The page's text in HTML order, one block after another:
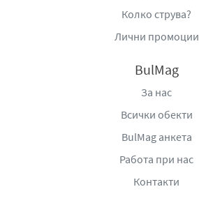
Колко струва?
Лични промоции
BulMag
За нас
Всички обекти
BulMag анкета
Работа при нас
Контакти